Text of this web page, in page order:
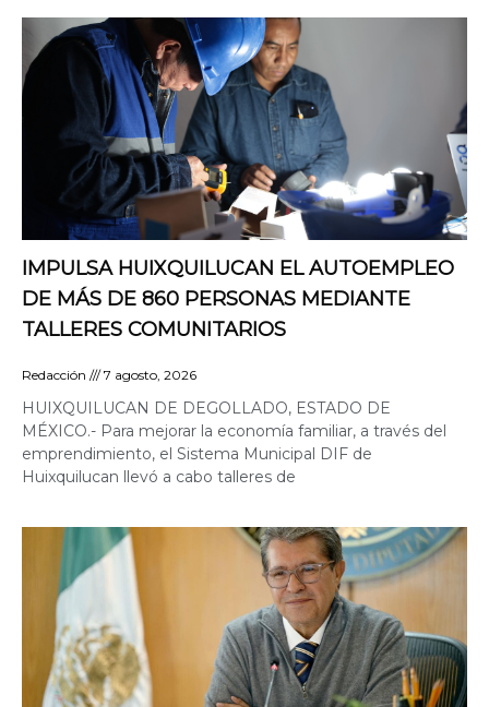
IMPULSA HUIXQUILUCAN EL AUTOEMPLEO
DE MÁS DE 860 PERSONAS MEDIANTE
TALLERES COMUNITARIOS
Redacción 7 agosto, 2026
HUIXQUILUCAN DE DEGOLLADO, ESTADO DE
MÉXICO.- Para mejorar la economía familiar, a través del
emprendimiento, el Sistema Municipal DIF de
Huixquilucan llevó a cabo talleres de